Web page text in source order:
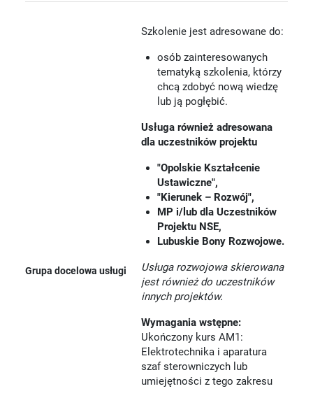
Grupa docelowa usługi
Szkolenie jest adresowane do:
osób zainteresowanych
tematyką szkolenia, którzy
chcą zdobyć nową wiedzę
lub ją pogłębić.
Usługa również adresowana
dla uczestników projektu
"Opolskie Kształcenie
Ustawiczne",
"Kierunek – Rozwój",
MP i/lub dla Uczestników
Projektu NSE,
Lubuskie Bony Rozwojowe.
Usługa rozwojowa skierowana
jest również do uczestników
innych projektów.
Wymagania wstępne:
Ukończony kurs AM1:
Elektrotechnika i aparatura
szaf sterowniczych lub
umiejętności z tego zakresu